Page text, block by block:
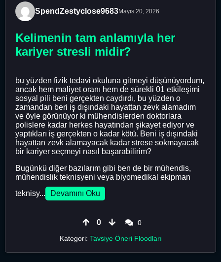
SpendZestyclose9683Mayıs 20, 2026
Kelimenin tam anlamıyla her
kariyer stresli midir?
bu yüzden fizik tedavi okuluna gitmeyi düşünüyordum,
ancak hem maliyet oranı hem de sürekli 01 etkileşimi
sosyal pili beni gerçekten caydırdı, bu yüzden o
zamandan beri iş dışındaki hayattan zevk alamadım
ve öyle görünüyor ki mühendislerden doktorlara
polislere kadar herkes hayatından şikayet ediyor ve
yaptıkları iş gerçekten o kadar kötü. Beni iş dışındaki
hayattan zevk alamayacak kadar strese sokmayacak
bir kariyer seçmeyi nasıl başarabilirim?
Bugünkü diğer bazılarım gibi ben de bir mühendis,
mühendislik teknisyeni veya biyomedikal ekipman
teknisy...
Devamını Oku
0
0
Kategori: Tavsiye Öneri Floodları